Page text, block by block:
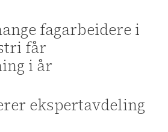
fagarbeidere i
får
i år
ekspertavdeling